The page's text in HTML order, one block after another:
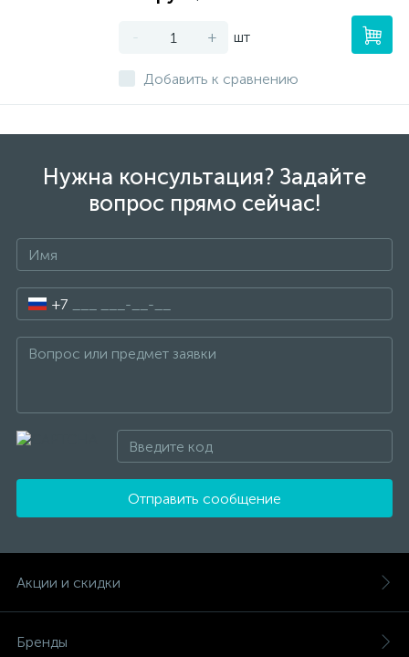
- + шт
Добавить к сравнению
Нужна консультация? Задайте
вопрос прямо сейчас!
+7
Отправить сообщение
Акции и скидки
Бренды